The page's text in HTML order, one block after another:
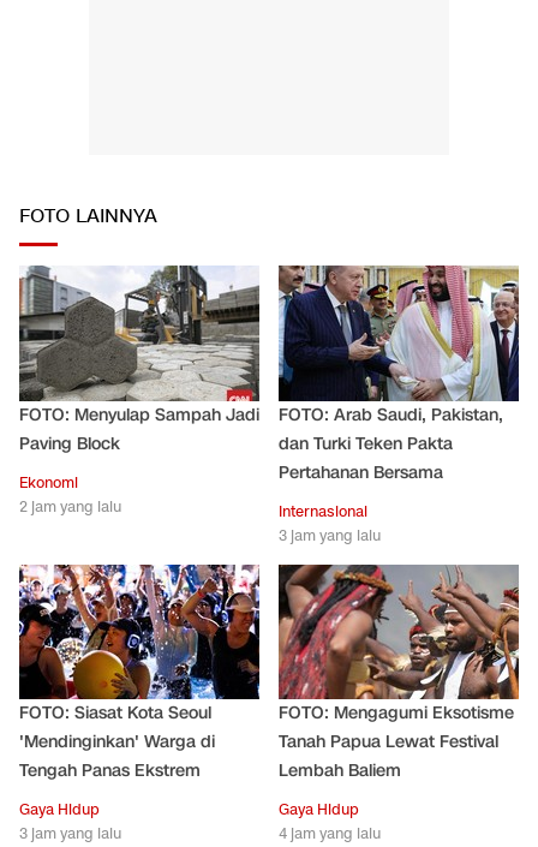
FOTO LAINNYA
FOTO: Menyulap Sampah Jadi
Paving Block
Ekonomi
2 jam yang lalu
FOTO: Arab Saudi, Pakistan,
dan Turki Teken Pakta
Pertahanan Bersama
Internasional
3 jam yang lalu
FOTO: Siasat Kota Seoul
'Mendinginkan' Warga di
Tengah Panas Ekstrem
Gaya Hidup
3 jam yang lalu
FOTO: Mengagumi Eksotisme
Tanah Papua Lewat Festival
Lembah Baliem
Gaya Hidup
4 jam yang lalu